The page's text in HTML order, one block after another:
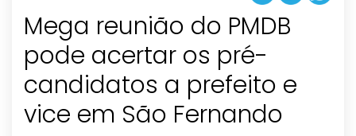
Mega reunião do PMDB
pode acertar os pré-
candidatos a prefeito e
vice em São Fernando